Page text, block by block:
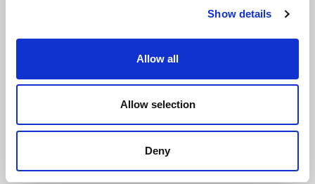
Show details
Allow all
Allow selection
Deny
€ 1800